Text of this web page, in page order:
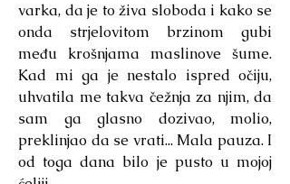
varka, da je to živa sloboda i kako se
onda strjelovitom brzinom gubi
među krošnjama maslinove šume.
Kad mi ga je nestalo ispred očiju,
uhvatila me takva čežnja za njim, da
sam ga glasno dozivao, molio,
preklinjao da se vrati... Mala pauza. I
od toga dana bilo je pusto u mojoj